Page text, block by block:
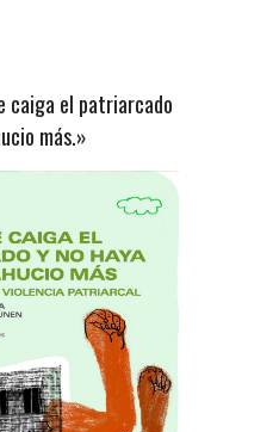
caiga el patriarcado
más.»